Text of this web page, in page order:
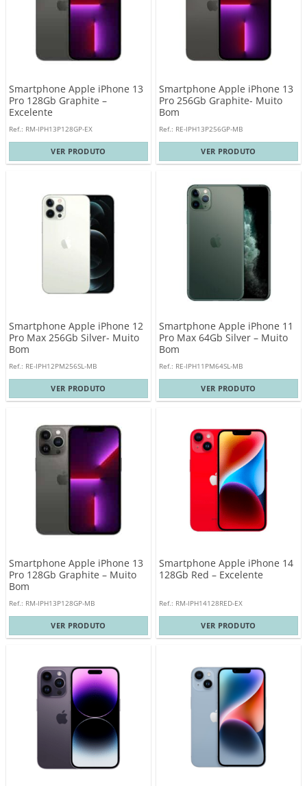
Smartphone Apple iPhone 13
Pro 128Gb Graphite –
Excelente
Ref.: RM-IPH13P128GP-EX
VER PRODUTO
Smartphone Apple iPhone 13
Pro 256Gb Graphite- Muito
Bom
Ref.: RE-IPH13P256GP-MB
VER PRODUTO
Smartphone Apple iPhone 12
Pro Max 256Gb Silver- Muito
Bom
Ref.: RE-IPH12PM256SL-MB
VER PRODUTO
Smartphone Apple iPhone 11
Pro Max 64Gb Silver – Muito
Bom
Ref.: RE-IPH11PM64SL-MB
VER PRODUTO
Smartphone Apple iPhone 13
Pro 128Gb Graphite – Muito
Bom
Ref.: RM-IPH13P128GP-MB
VER PRODUTO
Smartphone Apple iPhone 14
128Gb Red – Excelente
Ref.: RM-IPH14128RED-EX
VER PRODUTO